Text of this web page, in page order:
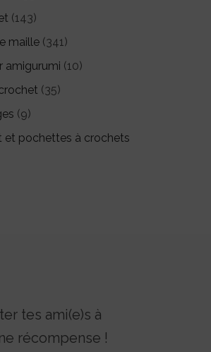
(143)
maille (341)
amigurumi (10)
(35)
(9)
et pochettes à crochets
tes ami(e)s à
récompense !